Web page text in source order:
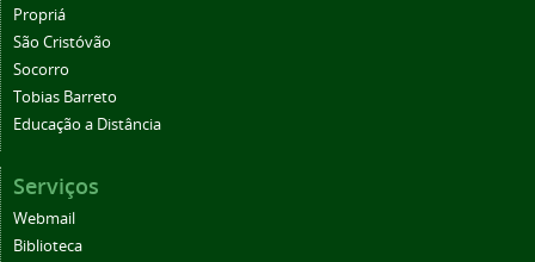
Propriá
São Cristóvão
Socorro
Tobias Barreto
Educação a Distância
Serviços
Webmail
Biblioteca